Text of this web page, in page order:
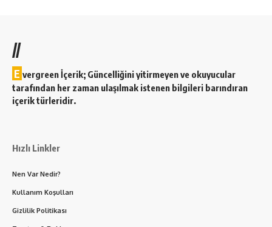
//
E vergreen İçerik; Güncelliğini yitirmeyen ve okuyucular
tarafından her zaman ulaşılmak istenen bilgileri barındıran
içerik türleridir.
Hızlı Linkler
Nen Var Nedir?
Kullanım Koşulları
Gizlilik Politikası